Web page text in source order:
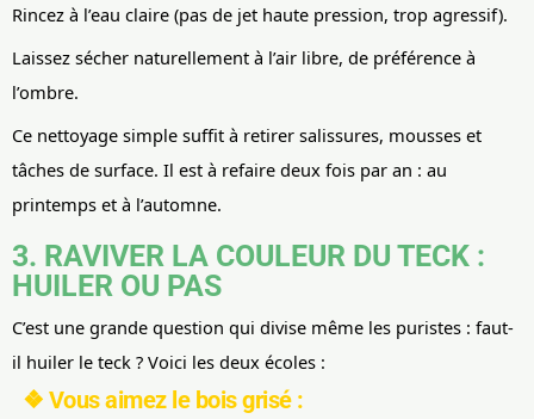
Rincez à l’eau claire (pas de jet haute pression, trop agressif).
Laissez sécher naturellement à l’air libre, de préférence à
l’ombre.
Ce nettoyage simple suffit à retirer salissures, mousses et
tâches de surface. Il est à refaire deux fois par an : au
printemps et à l’automne.
3. RAVIVER LA COULEUR DU TECK :
HUILER OU PAS
C’est une grande question qui divise même les puristes : faut-
il huiler le teck ? Voici les deux écoles :
❖ Vous aimez le bois grisé :